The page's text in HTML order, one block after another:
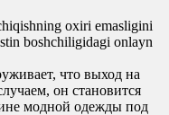
oxiri emasligini
boshchiligidagi onlayn
что выход на
он становится
модной одежды под